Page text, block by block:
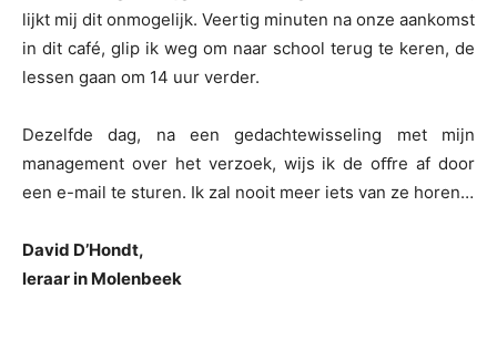
lijkt mij dit onmogelijk. Veertig minuten na onze aankomst
in dit café, glip ik weg om naar school terug te keren, de
lessen gaan om 14 uur verder.
Dezelfde dag, na een gedachtewisseling met mijn
management over het verzoek, wijs ik de oﬀre af door
een e-mail te sturen. Ik zal nooit meer iets van ze horen…
David D’Hondt,
leraar in Molenbeek